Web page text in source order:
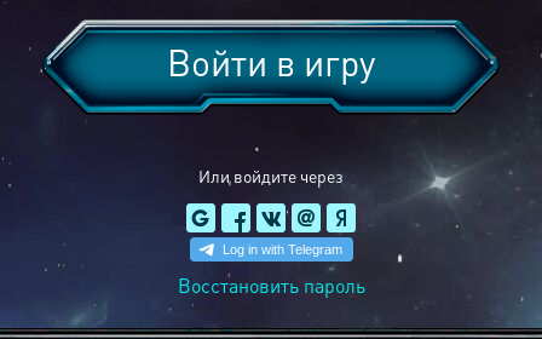
Или войдите через
Войти в игру
Восстановить пароль